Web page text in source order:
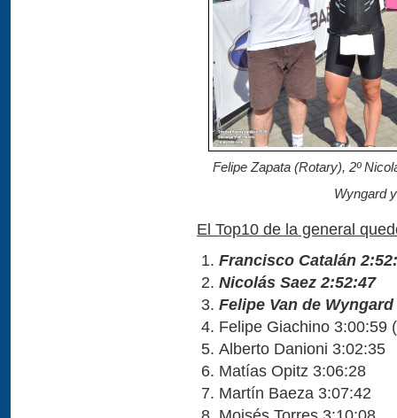
Felipe Zapata (Rotary), 2º
Wyngard
El Top10 de la general
Francisco Catalán
Nicolás Saez 2:52:47
Felipe Van de
Felipe Giachino 3:00:59
Alberto Danioni 3:02:35
Matías Opitz 3:06:28
Martín Baeza 3:07:42